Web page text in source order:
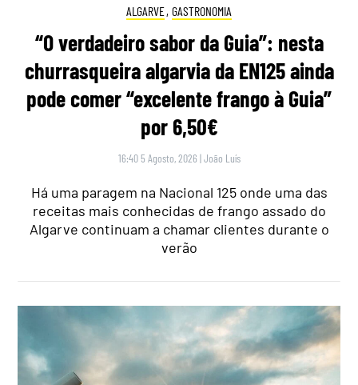
ALGARVE, GASTRONOMIA
“O verdadeiro sabor da Guia”: nesta
churrasqueira algarvia da EN125 ainda
pode comer “excelente frango à Guia”
por 6,50€
16:40 5 Agosto, 2026 |João Luís
Há uma paragem na Nacional 125 onde uma das
receitas mais conhecidas de frango assado do
Algarve continuam a chamar clientes durante o
verão